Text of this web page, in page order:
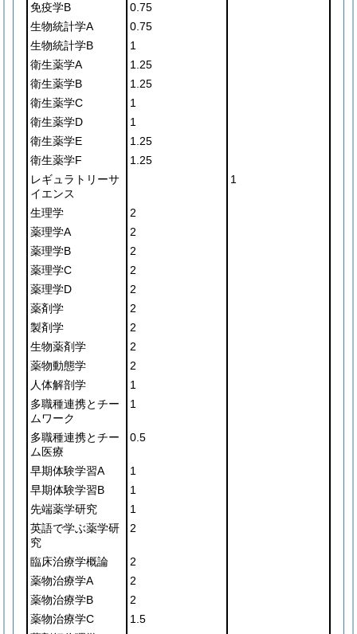
免疫学B
0.75
生物統計学A
0.75
生物統計学B
1
衛生薬学A
1.25
衛生薬学B
1.25
衛生薬学C
1
衛生薬学D
1
衛生薬学E
1.25
衛生薬学F
1.25
レギュラトリーサ
イエンス
1
生理学
2
薬理学A
2
薬理学B
2
薬理学C
2
薬理学D
2
薬剤学
2
製剤学
2
生物薬剤学
2
薬物動態学
2
人体解剖学
1
多職種連携とチー
ムワーク
1
多職種連携とチー
ム医療
0.5
早期体験学習A
1
早期体験学習B
1
先端薬学研究
1
英語で学ぶ薬学研
究
2
臨床治療学概論
2
薬物治療学A
2
薬物治療学B
2
薬物治療学C
1.5